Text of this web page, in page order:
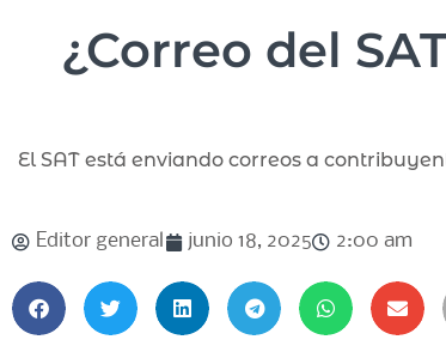
¿Correo del
El SAT está enviando correos a
Editor general junio 18, 2025 2:00 am